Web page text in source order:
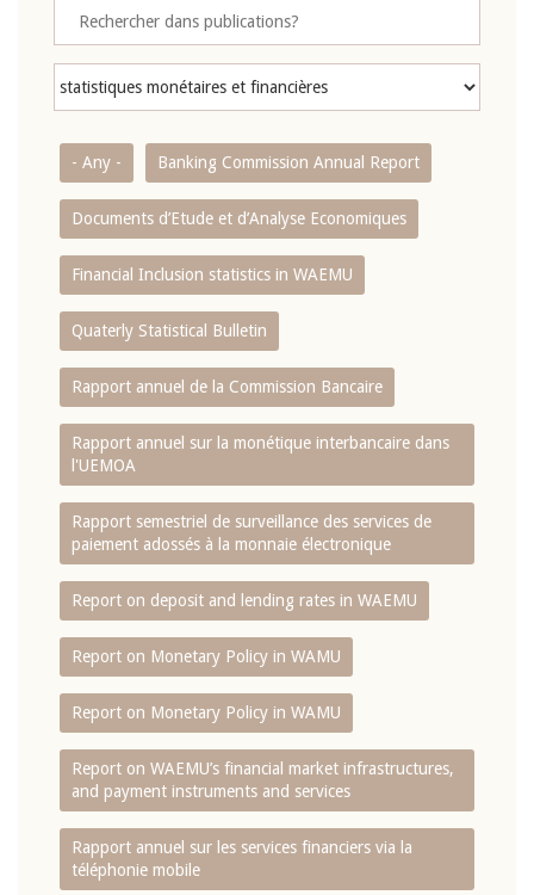
- Any - Banking Commission Annual Report
Documents d’Etude et d’Analyse Economiques
Financial Inclusion statistics in WAEMU
Quaterly Statistical Bulletin
Rapport annuel de la Commission Bancaire
Rapport annuel sur la monétique interbancaire dans
l'UEMOA
Rapport semestriel de surveillance des services de
paiement adossés à la monnaie électronique
Report on deposit and lending rates in WAEMU
Report on Monetary Policy in WAMU
Report on Monetary Policy in WAMU
Report on WAEMU’s financial market infrastructures,
and payment instruments and services
Rapport annuel sur les services financiers via la
téléphonie mobile